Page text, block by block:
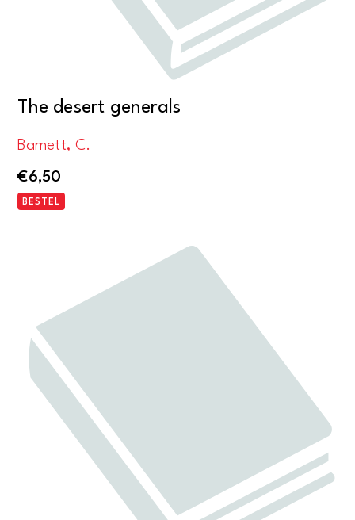
The desert generals
Barnett, C.
€6,50
BESTEL